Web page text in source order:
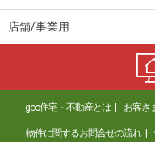
店舗/事業用
goo住宅・不動産とは お客さ
物件に関するお問合せの流れ